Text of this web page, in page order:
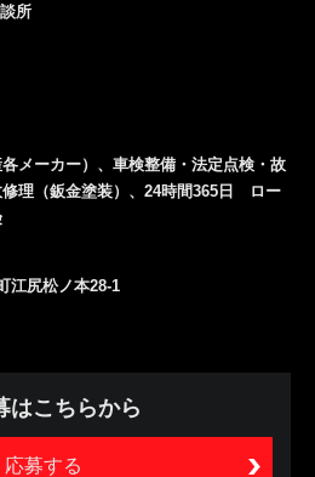
所
メーカー）、車検整備・法定点検・故
修理（鈑金塗装）、24時間365日 ロー
江尻松ノ本28-1
はこちらから
応募する